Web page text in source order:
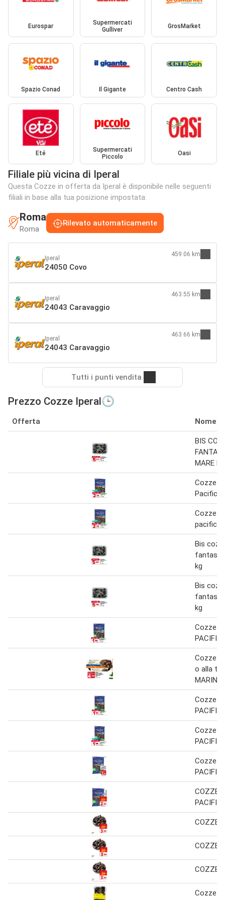
Eurospar
Supermercati
Gulliver
GrosMarket
Spazio Conad Il Gigante Centro Cash
Eté
Supermercati
Piccolo
Oasi
Filiale più vicina di Iperal
Questa Cozze in offerta da Iperal è disponibile nelle seguenti
filiali in base alla tua posizione impostata:
Roma
Roma
Rilevato automaticamente
Iperal
24050 Covo
459.06 km
Iperal
24043 Caravaggio
463.55 km
Iperal
24043 Caravaggio
463.66 km
Tutti i punti vendita
Prezzo Cozze Iperal🕒
Offerta Nome
BIS
MARE
Cozze
Cozze
pacific
Bis
fantasia
kg
Bis
fantasia
kg
Cozze
Cozze
o alla
Cozze
Cozze
Cozze
COZZE
COZZE
COZZE
COZZE
Cozze